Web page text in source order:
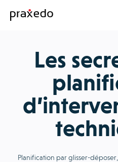
Les
Planification par glisser-